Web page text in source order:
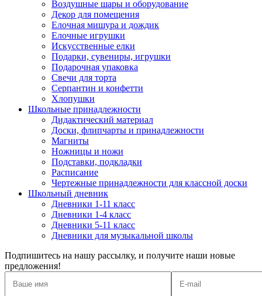
Воздушные шары и оборудование
Декор для помещения
Елочная мишура и дождик
Елочные игрушки
Искусственные елки
Подарки, сувениры, игрушки
Подарочная упаковка
Свечи для торта
Серпантин и конфетти
Хлопушки
Школьные принадлежности
Дидактический материал
Доски, флипчарты и принадлежности
Магниты
Ножницы и ножи
Подставки, подкладки
Расписание
Чертежные принадлежности для классной доски
Школьный дневник
Дневники 1-11 класс
Дневники 1-4 класс
Дневники 5-11 класс
Дневники для музыкальной школы
Подпишитесь на нашу рассылку, и получите наши новые
предложения!